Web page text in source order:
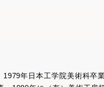
1979年日本工学院美術科卒